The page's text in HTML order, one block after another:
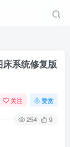
系统修复版
关注 赞赏
254 9